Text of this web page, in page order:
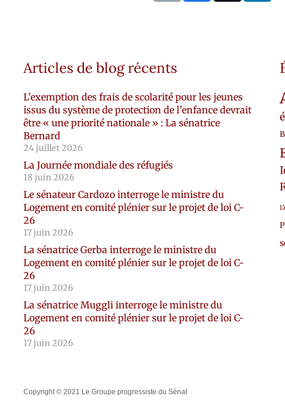
Articles de blog récents
L’exemption des frais de scolarité pour les jeunes
issus du système de protection de l’enfance devrait
être « une priorité nationale » : La sénatrice
Bernard
24 juillet 2026
La Journée mondiale des réfugiés
18 juin 2026
Le sénateur Cardozo interroge le ministre du
Logement en comité plénier sur le projet de loi C-
26
17 juin 2026
La sénatrice Gerba interroge le ministre du
Logement en comité plénier sur le projet de loi C-
26
17 juin 2026
La sénatrice Muggli interroge le ministre du
Logement en comité plénier sur le projet de loi C-
26
17 juin 2026
Copyright © 2021 Le Groupe progressiste du Sénat